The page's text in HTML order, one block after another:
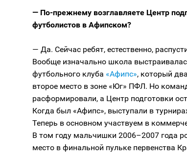
— По-прежнему возглавляете Центр
футболистов в Афипском?
— Да. Сейчас ребят, естественно,
Вообще изначально школа
футбольного клуба «Афипс», который
второе место в зоне «Юг» ПФЛ. Но
расформировали, а Центр подготовки
Когда был «Афипс», выступали в
Теперь в основном участвуем в
В том году мальчишки 2006–2007 года
место в финальной пульке первенства